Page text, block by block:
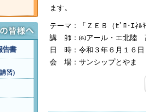
ます。
テーマ：「ＺＥＢ（ｾﾞﾛ･ｴﾈﾙ
講 師：㈱アール・エ北陸
日 時：令和３年６月１６日
会 場：サンシップとやま
告書
）